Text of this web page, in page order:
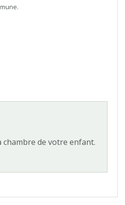
de votre enfant.